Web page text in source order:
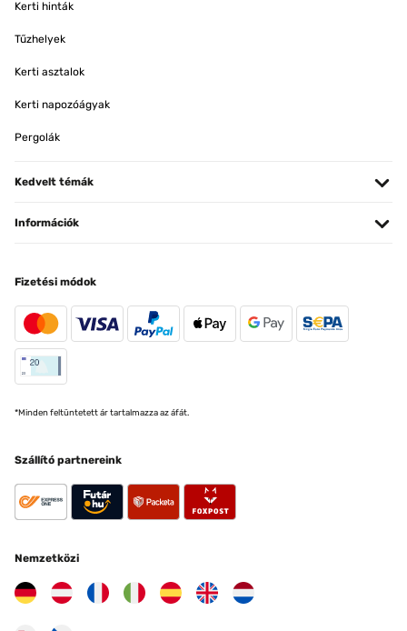
Kerti hinták
Tűzhelyek
Kerti asztalok
Kerti napozóágyak
Pergolák
Kedvelt témák
Információk
Fizetési módok
*Minden feltüntetett ár tartalmazza az áfát.
Szállító partnereink
Nemzetközi